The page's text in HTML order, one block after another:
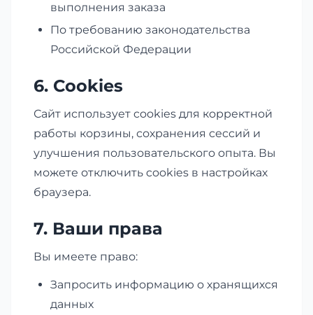
выполнения заказа
По требованию законодательства
Российской Федерации
6. Cookies
Сайт использует cookies для корректной
работы корзины, сохранения сессий и
улучшения пользовательского опыта. Вы
можете отключить cookies в настройках
браузера.
7. Ваши права
Вы имеете право:
Запросить информацию о хранящихся
данных